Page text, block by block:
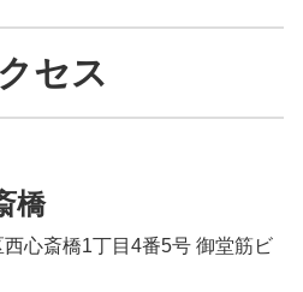
セス
橋
心斎橋1丁目4番5号 御堂筋ビ